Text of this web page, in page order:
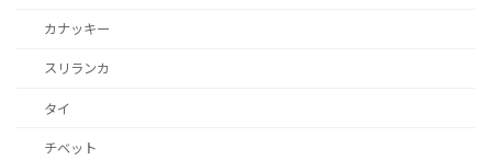
カナッキー
スリランカ
タイ
チベット